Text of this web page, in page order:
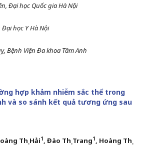
Đại học Quốc giaHà Nội
học Y Hà Nội
Bệnh Viện Đa khoa Tâm Anh
hợp khảm nhiễm sắc thể trong
và so sánh kết quả tương ứng sau
Thị Hải1 , Đào Thị Trang1 , Hoàng Thị